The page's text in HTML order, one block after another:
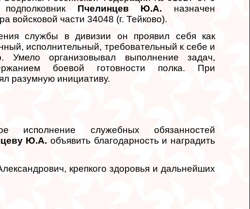
Пчелинцев Ю.А. назначен
войсковой части 34048 (г. Тейково).
службы в дивизии он проявил себя как
исполнительный, требовательный к себе и
Умело организовывал выполнение задач,
боевой готовности полка. При
разумную инициативу.
исполнение служебных обязанностей
Ю.А. объявить благодарность и наградить
крепкого здоровья и дальнейших